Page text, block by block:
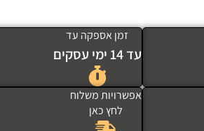
זמן אספקה עד
עד 14 ימי עסקים
אפשרויות משלוח
לחץ כאן